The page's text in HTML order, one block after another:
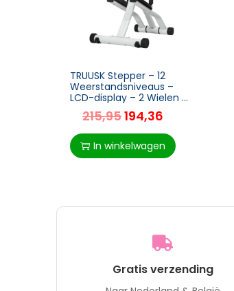
TRUUSK Stepper – 12
Weerstandsniveaus –
LCD-display – 2 Wielen –
80x61x134 cm –
Wit/Zwart
215,95194,36
In winkelwagen
Gratis verzending